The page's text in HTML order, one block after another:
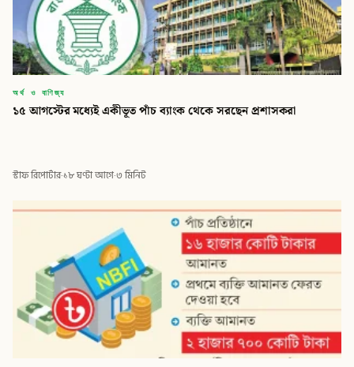
অর্থ ও বাণিজ্য
১৫ আগস্টের মধ্যেই একীভূত পাঁচ ব্যাংক থেকে সরছেন প্রশাসকরা
স্টাফ রিপোর্টার·১৮ ঘণ্টা আগে·৩ মিনিট